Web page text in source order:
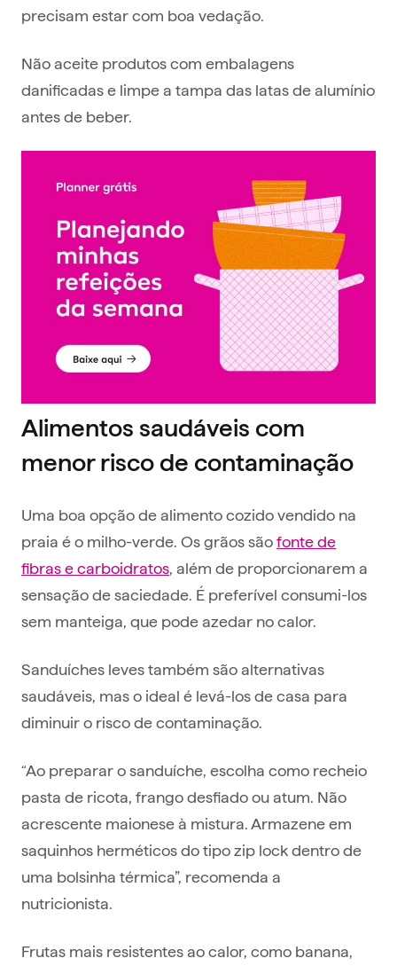
precisam estar com boa vedação.
Não aceite produtos com embalagens
danificadas e limpe a tampa das latas de alumínio
antes de beber.
Alimentos saudáveis com
menor risco de contaminação
Uma boa opção de alimento cozido vendido na
praia é o milho-verde. Os grãos sãofonte de
fibras e carboidratos, além de proporcionarem a
sensação de saciedade. É preferível consumi-los
sem manteiga, que pode azedar no calor.
Sanduíches leves também são alternativas
saudáveis, mas o ideal é levá-los de casa para
diminuir o risco de contaminação.
“Ao preparar o sanduíche, escolha como recheio
pasta de ricota, frango desfiado ou atum. Não
acrescente maionese à mistura. Armazene em
saquinhos herméticos do tipo zip lock dentro de
uma bolsinha térmica”, recomenda a
nutricionista.
Frutas mais resistentes ao calor, como banana,